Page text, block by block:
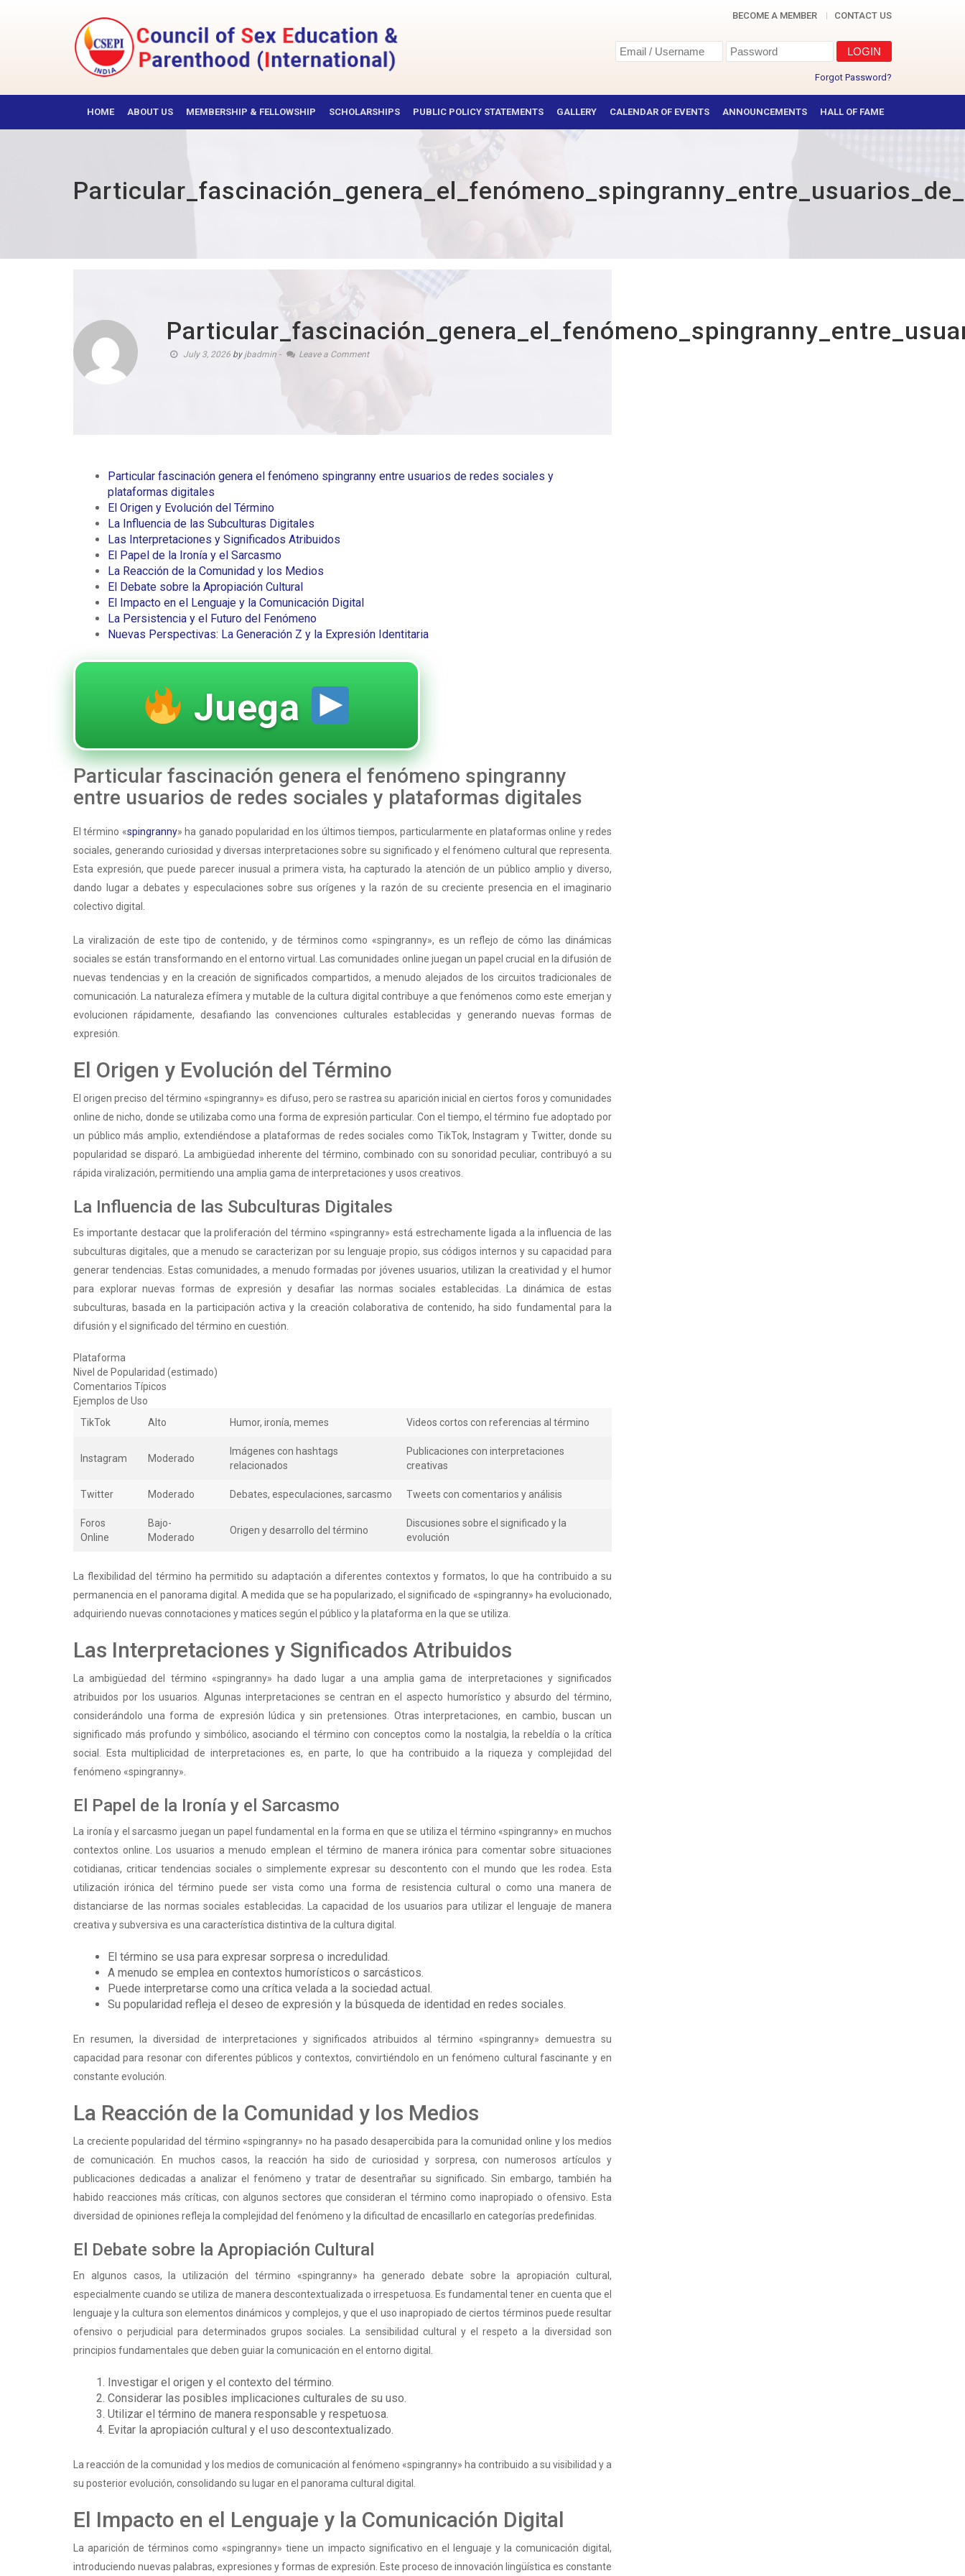
CSEPI
BECOME A MEMBER CONTACT US
Forgot Password?
HOME ABOUT US MEMBERSHIP & FELLOWSHIP SCHOLARSHIPS PUBLIC POLICY STATEMENTS GALLERY CALENDAR OF EVENTS ANNOUNCEMENTS HALL OF FAME
July 3, 2026by jbadmin - Leave a Comment
Particular fascinación genera el fenómeno spingranny entre usuarios de redes sociales y
plataformas digitales
El Origen y Evolución del Término
La Influencia de las Subculturas Digitales
Las Interpretaciones y Significados Atribuidos
El Papel de la Ironía y el Sarcasmo
La Reacción de la Comunidad y los Medios
El Debate sobre la Apropiación Cultural
El Impacto en el Lenguaje y la Comunicación Digital
La Persistencia y el Futuro del Fenómeno
Nuevas Perspectivas: La Generación Z y la Expresión Identitaria
Juega
Particular fascinación genera el fenómeno spingranny
entre usuarios de redes sociales y plataformas digitales
El término «spingranny» ha ganado popularidad en los últimos tiempos, particularmente en plataformas online y redes
sociales, generando curiosidad y diversas interpretaciones sobre su significado y el fenómeno cultural que representa.
Esta expresión, que puede parecer inusual a primera vista, ha capturado la atención de un público amplio y diverso,
dando lugar a debates y especulaciones sobre sus orígenes y la razón de su creciente presencia en el imaginario
colectivo digital.
La viralización de este tipo de contenido, y de términos como «spingranny», es un reflejo de cómo las dinámicas
sociales se están transformando en el entorno virtual. Las comunidades online juegan un papel crucial en la difusión de
nuevas tendencias y en la creación de significados compartidos, a menudo alejados de los circuitos tradicionales de
comunicación. La naturaleza efímera y mutable de la cultura digital contribuye a que fenómenos como este emerjan y
evolucionen rápidamente, desafiando las convenciones culturales establecidas y generando nuevas formas de
expresión.
El Origen y Evolución del Término
El origen preciso del término «spingranny» es difuso, pero se rastrea su aparición inicial en ciertos foros y comunidades
online de nicho, donde se utilizaba como una forma de expresión particular. Con el tiempo, el término fue adoptado por
un público más amplio, extendiéndose a plataformas de redes sociales como TikTok, Instagram y Twitter, donde su
popularidad se disparó. La ambigüedad inherente del término, combinado con su sonoridad peculiar, contribuyó a su
rápida viralización, permitiendo una amplia gama de interpretaciones y usos creativos.
La Influencia de las Subculturas Digitales
Es importante destacar que la proliferación del término «spingranny» está estrechamente ligada a la influencia de las
subculturas digitales, que a menudo se caracterizan por su lenguaje propio, sus códigos internos y su capacidad para
generar tendencias. Estas comunidades, a menudo formadas por jóvenes usuarios, utilizan la creatividad y el humor
para explorar nuevas formas de expresión y desafiar las normas sociales establecidas. La dinámica de estas
subculturas, basada en la participación activa y la creación colaborativa de contenido, ha sido fundamental para la
difusión y el significado del término en cuestión.
Plataforma
Nivel de Popularidad (estimado)
Comentarios Típicos
Ejemplos de Uso
TikTok
Alto Humor, ironía, memes Videos cortos con referencias al término
Instagram Moderado
Imágenes con hashtags
relacionados
Publicaciones con interpretaciones
creativas
Twitter Moderado Debates, especulaciones, sarcasmo Tweets con comentarios y análisis
Foros
Online
Bajo-
Moderado
Origen y desarrollo del término
Discusiones sobre el significado y la
evolución
La flexibilidad del término ha permitido su adaptación a diferentes contextos y formatos, lo que ha contribuido a su
permanencia en el panorama digital. A medida que se ha popularizado, el significado de «spingranny» ha evolucionado,
adquiriendo nuevas connotaciones y matices según el público y la plataforma en la que se utiliza.
Las Interpretaciones y Significados Atribuidos
La ambigüedad del término «spingranny» ha dado lugar a una amplia gama de interpretaciones y significados
atribuidos por los usuarios. Algunas interpretaciones se centran en el aspecto humorístico y absurdo del término,
considerándolo una forma de expresión lúdica y sin pretensiones. Otras interpretaciones, en cambio, buscan un
significado más profundo y simbólico, asociando el término con conceptos como la nostalgia, la rebeldía o la crítica
social. Esta multiplicidad de interpretaciones es, en parte, lo que ha contribuido a la riqueza y complejidad del
fenómeno «spingranny».
El Papel de la Ironía y el Sarcasmo
La ironía y el sarcasmo juegan un papel fundamental en la forma en que se utiliza el término «spingranny» en muchos
contextos online. Los usuarios a menudo emplean el término de manera irónica para comentar sobre situaciones
cotidianas, criticar tendencias sociales o simplemente expresar su descontento con el mundo que les rodea. Esta
utilización irónica del término puede ser vista como una forma de resistencia cultural o como una manera de
distanciarse de las normas sociales establecidas. La capacidad de los usuarios para utilizar el lenguaje de manera
creativa y subversiva es una característica distintiva de la cultura digital.
El término se usa para expresar sorpresa o incredulidad.
A menudo se emplea en contextos humorísticos o sarcásticos.
Puede interpretarse como una crítica velada a la sociedad actual.
Su popularidad refleja el deseo de expresión y la búsqueda de identidad en redes sociales.
En resumen, la diversidad de interpretaciones y significados atribuidos al término «spingranny» demuestra su
capacidad para resonar con diferentes públicos y contextos, convirtiéndolo en un fenómeno cultural fascinante y en
constante evolución.
La Reacción de la Comunidad y los Medios
La creciente popularidad del término «spingranny» no ha pasado desapercibida para la comunidad online y los medios
de comunicación. En muchos casos, la reacción ha sido de curiosidad y sorpresa, con numerosos artículos y
publicaciones dedicadas a analizar el fenómeno y tratar de desentrañar su significado. Sin embargo, también ha
habido reacciones más críticas, con algunos sectores que consideran el término como inapropiado o ofensivo. Esta
diversidad de opiniones refleja la complejidad del fenómeno y la dificultad de encasillarlo en categorías predefinidas.
El Debate sobre la Apropiación Cultural
En algunos casos, la utilización del término «spingranny» ha generado debate sobre la apropiación cultural,
especialmente cuando se utiliza de manera descontextualizada o irrespetuosa. Es fundamental tener en cuenta que el
lenguaje y la cultura son elementos dinámicos y complejos, y que el uso inapropiado de ciertos términos puede resultar
ofensivo o perjudicial para determinados grupos sociales. La sensibilidad cultural y el respeto a la diversidad son
principios fundamentales que deben guiar la comunicación en el entorno digital.
Investigar el origen y el contexto del término.
Considerar las posibles implicaciones culturales de su uso.
Utilizar el término de manera responsable y respetuosa.
Evitar la apropiación cultural y el uso descontextualizado.
La reacción de la comunidad y los medios de comunicación al fenómeno «spingranny» ha contribuido a su visibilidad y a
su posterior evolución, consolidando su lugar en el panorama cultural digital.
El Impacto en el Lenguaje y la Comunicación Digital
La aparición de términos como «spingranny» tiene un impacto significativo en el lenguaje y la comunicación digital,
introduciendo nuevas palabras, expresiones y formas de expresión. Este proceso de innovación lingüística es constante